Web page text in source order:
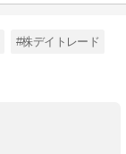
#株デイトレード